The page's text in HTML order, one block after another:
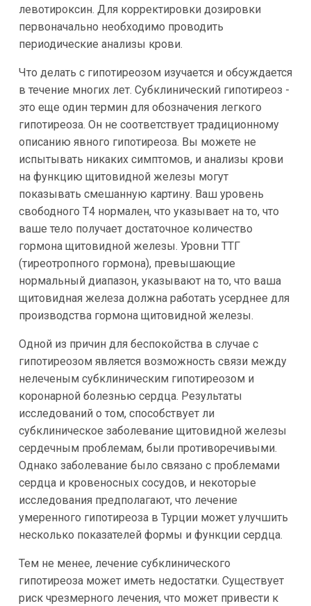
левотироксин. Для корректировки дозировки
первоначально необходимо проводить
периодические анализы крови.
Что делать с гипотиреозом изучается и обсуждается
в течение многих лет. Субклинический гипотиреоз -
это еще один термин для обозначения легкого
гипотиреоза. Он не соответствует традиционному
описанию явного гипотиреоза. Вы можете не
испытывать никаких симптомов, и анализы крови
на функцию щитовидной железы могут
показывать смешанную картину. Ваш уровень
свободного Т4 нормален, что указывает на то, что
ваше тело получает достаточное количество
гормона щитовидной железы. Уровни ТТГ
(тиреотропного гормона), превышающие
нормальный диапазон, указывают на то, что ваша
щитовидная железа должна работать усерднее для
производства гормона щитовидной железы.
Одной из причин для беспокойства в случае с
гипотиреозом является возможность связи между
нелеченым субклиническим гипотиреозом и
коронарной болезнью сердца. Результаты
исследований о том, способствует ли
субклиническое заболевание щитовидной железы
сердечным проблемам, были противоречивыми.
Однако заболевание было связано с проблемами
сердца и кровеносных сосудов, и некоторые
исследования предполагают, что лечение
умеренного гипотиреоза в Турции может улучшить
несколько показателей формы и функции сердца.
Тем не менее, лечение субклинического
гипотиреоза может иметь недостатки. Существует
риск чрезмерного лечения, что может привести к